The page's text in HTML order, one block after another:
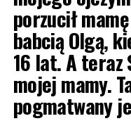
porzucił
babcią Olgą,
16 lat. A teraz
mojej mamy.
pogmatwany